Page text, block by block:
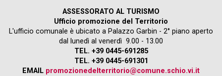
ASSESSORATO AL TURISMO
Ufficio promozione del Territorio
L'ufficio comunale è ubicato a Palazzo Garbin - 2° piano aperto
dal lunedì al venerdì 9.00 - 13.00
TEL. +39 0445-691285
TEL. +39 0445-691301
EMAIL promozionedelterritorio@comune.schio.vi.it